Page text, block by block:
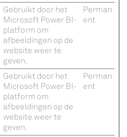
Gebruikt door het
Microsoft Power BI-
platform om
afbeeldingen op de
website weer te
geven.
Perman
ent
Gebruikt door het
Microsoft Power BI-
platform om
afbeeldingen op de
website weer te
geven.
Perman
ent